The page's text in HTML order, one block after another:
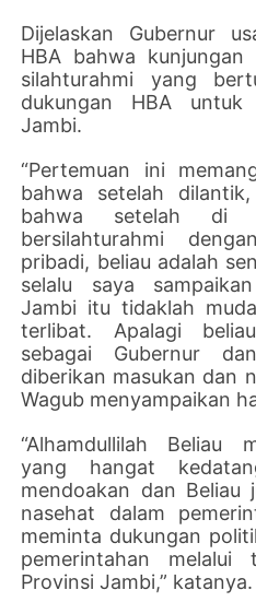
Dijelaskan Gubernur
HBA bahwa
silahturahmi yang
dukungan HBA untuk
Jambi.
“Pertemuan ini
bahwa setelah
bahwa setelah di
bersilahturahmi
pribadi, beliau adalah
selalu saya
Jambi itu tidaklah
terlibat. Apalagi
sebagai Gubernur
diberikan masukan dan
Wagub menyampaikan
“Alhamdullilah Beliau
yang hangat
mendoakan dan Beliau
nasehat dalam
meminta dukungan
pemerintahan melalui
Provinsi Jambi,” katanya.